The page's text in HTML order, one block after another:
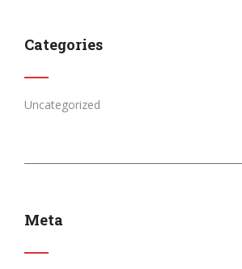
Categories
Uncategorized
Meta